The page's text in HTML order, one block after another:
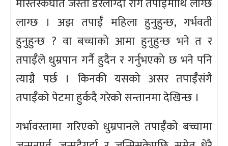
मस्तिस्कघात जस्ता डरलाग्दा रोग तपाईँमाथि लाग्छ
लाग्छ । अझ तपाईँ महिला हुनुहुन्छ, गर्भवती
हुनुहुन्छ ? वा बच्चाको आमा हुनुहुन्छ भने त र
तपाईँले धुम्रपान गर्नै हुदैन र गर्नुभएको छ भने पनि
त्याग्नै पर्छ । किनकी यसको असर तपाईँसंगै
तपाईँको पेटमा हुर्कदै गरेको सन्तानमा देखिन्छ ।
गर्भावस्तामा गरिएको धुम्रपानले तपाईँको बच्चामा